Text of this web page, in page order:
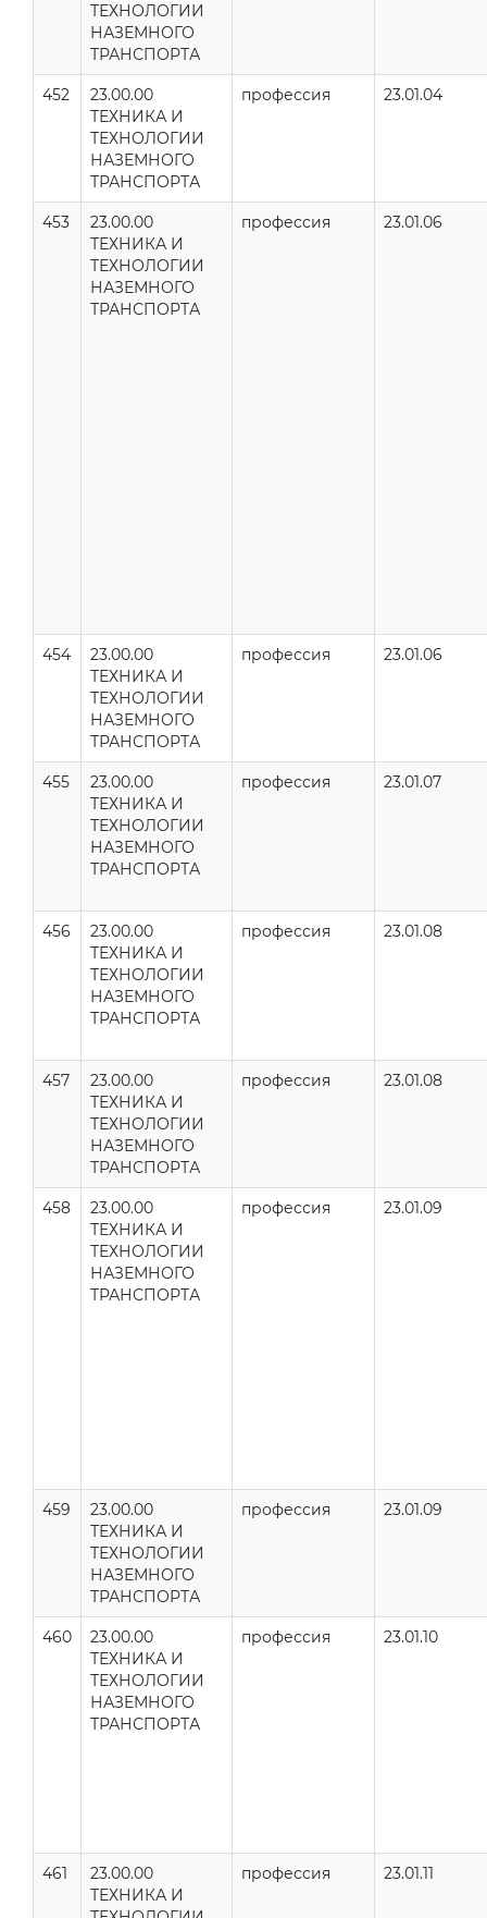
ТЕХНОЛОГИИ
НАЗЕМНОГО
ТРАНСПОРТА
452
23.00.00
ТЕХНИКА И
ТЕХНОЛОГИИ
НАЗЕМНОГО
ТРАНСПОРТА
профессия 23.01.04
453
23.00.00
ТЕХНИКА И
ТЕХНОЛОГИИ
НАЗЕМНОГО
ТРАНСПОРТА
профессия 23.01.06
454
23.00.00
ТЕХНИКА И
ТЕХНОЛОГИИ
НАЗЕМНОГО
ТРАНСПОРТА
профессия 23.01.06
455
23.00.00
ТЕХНИКА И
ТЕХНОЛОГИИ
НАЗЕМНОГО
ТРАНСПОРТА
профессия 23.01.07
456
23.00.00
ТЕХНИКА И
ТЕХНОЛОГИИ
НАЗЕМНОГО
ТРАНСПОРТА
профессия 23.01.08
457
23.00.00
ТЕХНИКА И
ТЕХНОЛОГИИ
НАЗЕМНОГО
ТРАНСПОРТА
профессия 23.01.08
458
23.00.00
ТЕХНИКА И
ТЕХНОЛОГИИ
НАЗЕМНОГО
ТРАНСПОРТА
профессия 23.01.09
459
23.00.00
ТЕХНИКА И
ТЕХНОЛОГИИ
НАЗЕМНОГО
ТРАНСПОРТА
профессия 23.01.09
460
23.00.00
ТЕХНИКА И
ТЕХНОЛОГИИ
НАЗЕМНОГО
ТРАНСПОРТА
профессия 23.01.10
461
23.00.00
ТЕХНИКА И
профессия 23.01.11